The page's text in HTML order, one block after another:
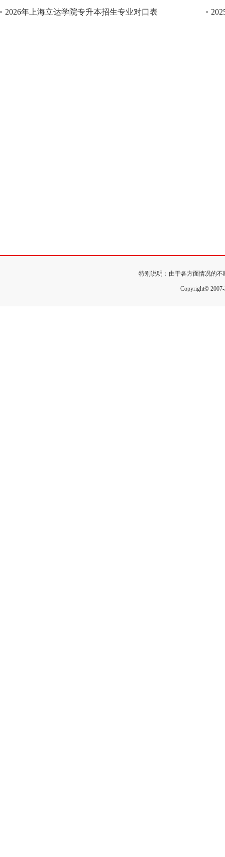
2026年上海立达学院专升本招生专业对口表
特别说明：由于各方面情况的
Copyright©